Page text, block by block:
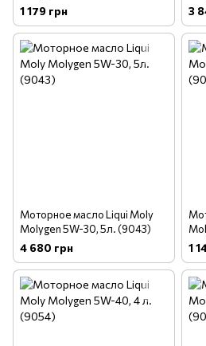
1 179 грн 3
Моторное масло Liqui Moly
Molygen 5W-30, 5л. (9043)
4 680 грн 1